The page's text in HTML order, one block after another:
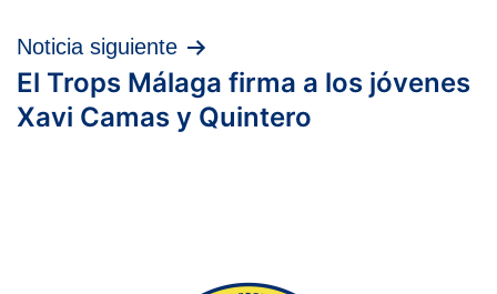
Noticia siguiente
El Trops Málaga firma a los jóvenes
Xavi Camas y Quintero